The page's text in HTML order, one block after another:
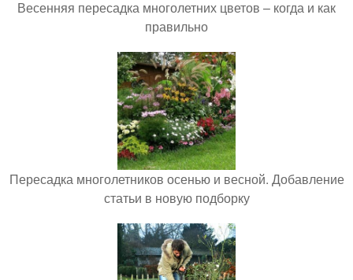
Весенняя пересадка многолетних цветов – когда и как
правильно
Пересадка многолетников осенью и весной. Добавление
статьи в новую подборку